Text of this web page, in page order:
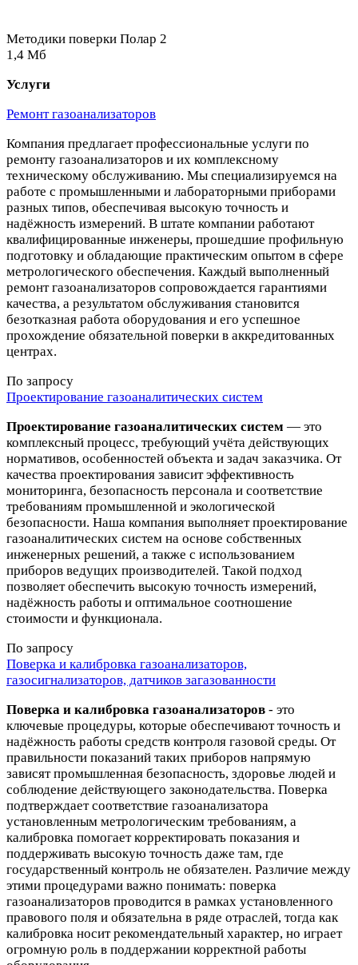
Методики поверки Полар 2
1,4 Мб
Услуги
Ремонт газоанализаторов
Компания предлагает профессиональные услуги по
ремонту газоанализаторов и их комплексному
техническому обслуживанию. Мы специализируемся на
работе с промышленными и лабораторными приборами
разных типов, обеспечивая высокую точность и
надёжность измерений. В штате компании работают
квалифицированные инженеры, прошедшие профильную
подготовку и обладающие практическим опытом в сфере
метрологического обеспечения. Каждый выполненный
ремонт газоанализаторов сопровождается гарантиями
качества, а результатом обслуживания становится
безотказная работа оборудования и его успешное
прохождение обязательной поверки в аккредитованных
центрах.
По запросу
Проектирование газоаналитических систем
Проектирование газоаналитических систем — это
комплексный процесс, требующий учёта действующих
нормативов, особенностей объекта и задач заказчика. От
качества проектирования зависит эффективность
мониторинга, безопасность персонала и соответствие
требованиям промышленной и экологической
безопасности. Наша компания выполняет проектирование
газоаналитических систем на основе собственных
инженерных решений, а также с использованием
приборов ведущих производителей. Такой подход
позволяет обеспечить высокую точность измерений,
надёжность работы и оптимальное соотношение
стоимости и функционала.
По запросу
Поверка и калибровка газоанализаторов,
газосигнализаторов, датчиков загазованности
Поверка и калибровка газоанализаторов - это
ключевые процедуры, которые обеспечивают точность и
надёжность работы средств контроля газовой среды. От
правильности показаний таких приборов напрямую
зависят промышленная безопасность, здоровье людей и
соблюдение действующего законодательства. Поверка
подтверждает соответствие газоанализатора
установленным метрологическим требованиям, а
калибровка помогает корректировать показания и
поддерживать высокую точность даже там, где
государственный контроль не обязателен. Различие между
этими процедурами важно понимать: поверка
газоанализаторов проводится в рамках установленного
правового поля и обязательна в ряде отраслей, тогда как
калибровка носит рекомендательный характер, но играет
огромную роль в поддержании корректной работы